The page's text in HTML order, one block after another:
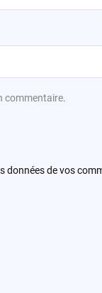
commentaire.
données de vos